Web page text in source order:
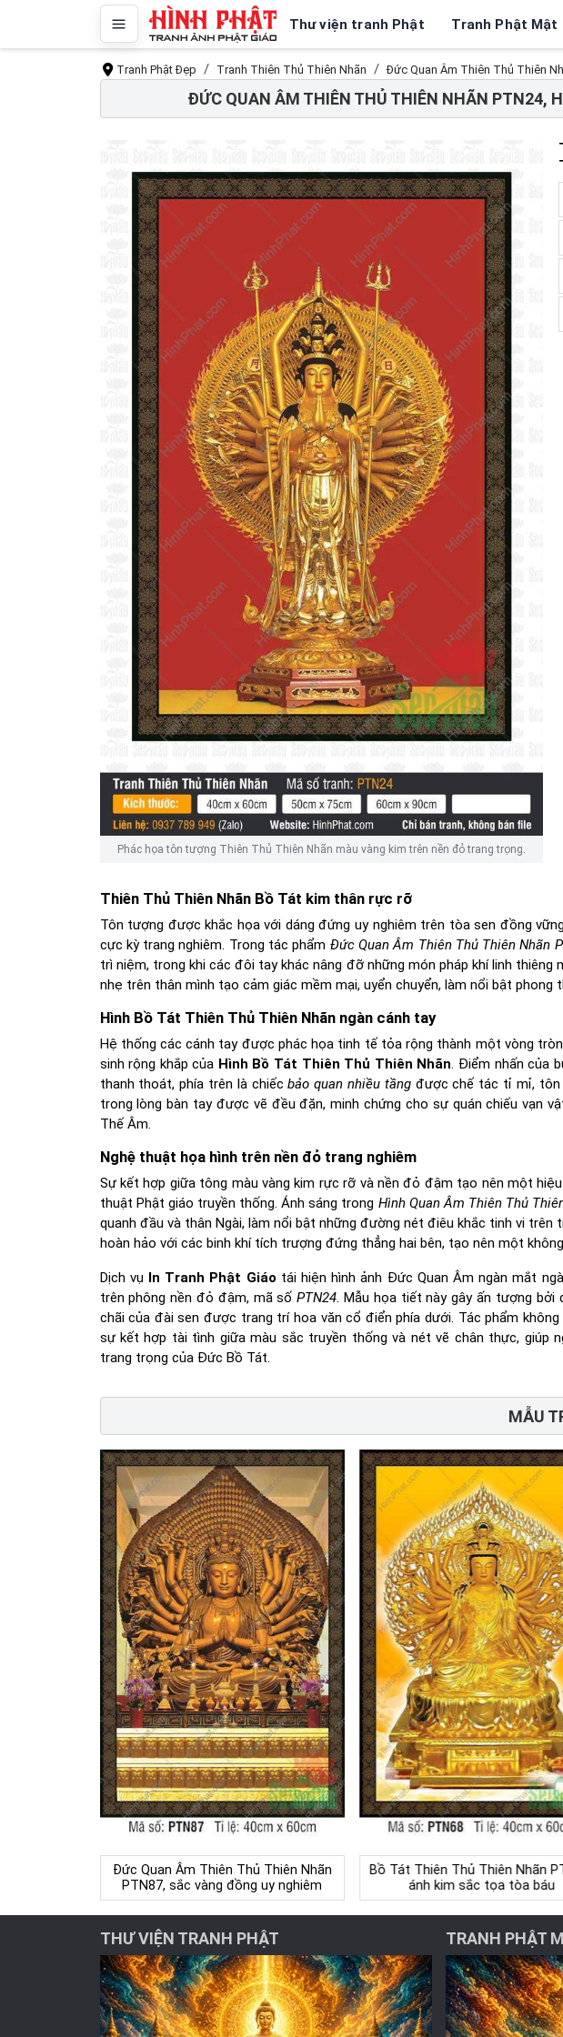
Thư viện tranh Phật Tranh Phật Mật
Tranh Phật Đẹp Tranh Thiên Thủ Thiên Nhãn Đức Quan Âm Thiên Thủ Thiên
ĐỨC QUAN ÂM THIÊN THỦ THIÊN NHÃN PTN24,
Phác họa tôn tượng Thiên Thủ Thiên Nhãn màu vàng kim trên nền đỏ trang trọng.
Thiên Thủ Thiên Nhãn Bồ Tát kim thân rực rỡ
Tôn tượng được khắc họa với dáng đứng uy nghiêm trên tòa sen đồng
cực kỳ trang nghiêm. Trong tác phẩm Đức Quan Âm Thiên Thủ Thiên Nhãn
trì niệm, trong khi các đôi tay khác nâng đỡ những món pháp khí linh thiêng
nhẹ trên thân mình tạo cảm giác mềm mại, uyển chuyển, làm nổi bật
Hình Bồ Tát Thiên Thủ Thiên Nhãn ngàn cánh tay
Hệ thống các cánh tay được phác họa tinh tế tỏa rộng thành một vòng
sinh rộng khắp của Hình Bồ Tát Thiên Thủ Thiên Nhãn. Điểm nhấn của
thanh thoát, phía trên là chiếcbảo quan nhiều tầngđược chế tác tỉ mỉ, tôn
trong lòng bàn tay được vẽ đều đặn, minh chứng cho sự quán chiếu vạn
Thế Âm.
Nghệ thuật họa hình trên nền đỏ trang nghiêm
Sự kết hợp giữa tông màu vàng kim rực rỡ và nền đỏ đậm tạo nên một
thuật Phật giáo truyền thống. Ánh sáng trong Hình Quan Âm Thiên Thủ
quanh đầu và thân Ngài, làm nổi bật những đường nét điêu khắc tinh vi trên
hoàn hảo với các binh khí tích trượng đứng thẳng hai bên, tạo nên một
Dịch vụ In Tranh Phật Giáo tái hiện hình ảnh Đức Quan Âm ngàn mắt
trên phông nền đỏ đậm, mã sốPTN24. Mẫu họa tiết này gây ấn tượng
chãi của đài sen được trang trí hoa văn cổ điển phía dưới. Tác phẩm
sự kết hợp tài tình giữa màu sắc truyền thống và nét vẽ chân thực, giúp
trang trọng của Đức Bồ Tát.
MẪU
Đức Quan Âm Thiên Thủ Thiên Nhãn
PTN87, sắc vàng đồng uy nghiêm
Bồ Tát Thiên Thủ Thiên Nhãn
ánh kim sắc tọa tòa báu
THƯ VIỆN TRANH PHẬT TRANH PHẬT